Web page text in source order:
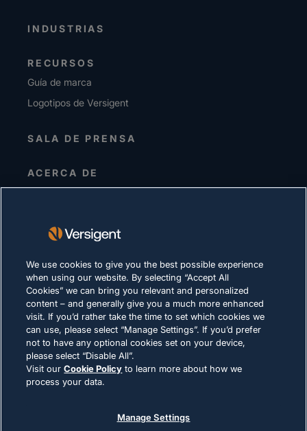
INDUSTRIAS
RECURSOS
Guía de marca
Logotipos de Versigent
SALA DE PRENSA
ACERCA DE
Alta dirección
Proveedores
CARRERAS
DECLARACIÓN DE PRIVACIDAD
Términos de uso
Política de cookies
We use cookies to give you the best possible experience
when using our website. By selecting “Accept All
Cookies” we can bring you relevant and personalized
content – and generally give you a much more enhanced
visit. If you’d rather take the time to set which cookies we
can use, please select “Manage Settings”. If you’d prefer
not to have any optional cookies set on your device,
please select “Disable All”.
Visit ourCookie Policy to learn more about how we
process your data.
Manage Settings